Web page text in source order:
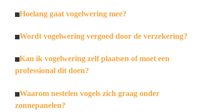
Hoelang gaat vogelwering mee?
Wordt vogelwering vergoed door de verzekering?
Kan ik vogelwering zelf plaatsen of moet een
professional dit doen?
Waarom nestelen vogels zich graag onder
zonnepanelen?